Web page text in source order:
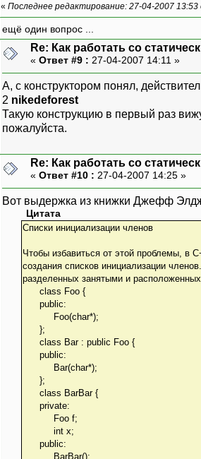
« Последнее редактирование: 27-04-2007
ещё один вопрос ...
Re: Как работать со
« Ответ #9 : 27-04-2007 14:11 »
А, с конструктором понял,
2 nikedeforest
Такую конструкцию в первый раз
пожалуйста.
Re: Как работать со
« Ответ #10 : 27-04-2007 14:25 »
Вот выдержка из книжки Джефф
Цитата
Списки инициализации членов
Чтобы избавиться от этой проблемы, в
создания списков инициализации
разделенных занятыми и
class Foo {
public:
Foo(char*);
};
class Bar : public Foo {
public:
Bar(char*);
};
class BarBar {
private:
Foo f;
int x;
public:
BarBar();